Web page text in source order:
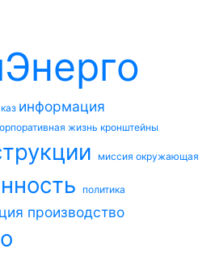
информация
жизнь кронштейны
миссия окружающая
политика
производство